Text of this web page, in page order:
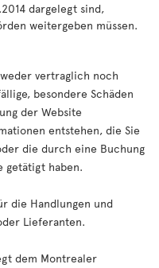
dargelegt sind,
weitergeben müssen.
weder vertraglich noch
besondere Schäden
der Website
entstehen, die Sie
die durch eine Buchung
getätigt haben.
die Handlungen und
Lieferanten.
dem Montrealer